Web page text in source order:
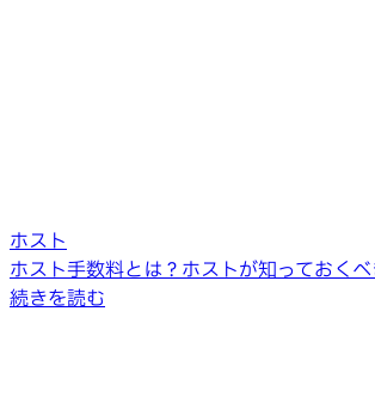
ホスト
ホスト手数料とは？ホストが知っておく
続きを読む